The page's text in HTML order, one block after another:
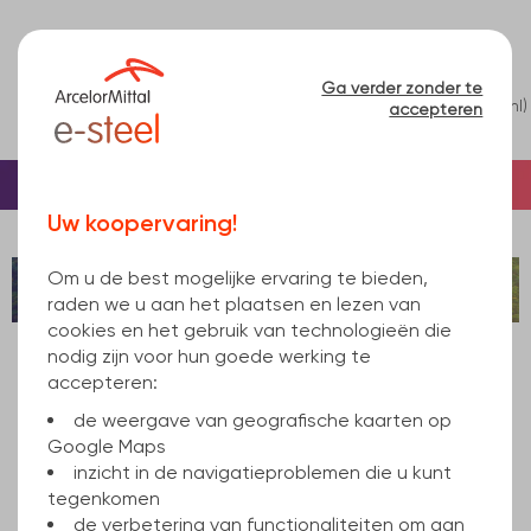
0 (nl)
Nieuwe innovatie: XCarb®
recycled and renewably
produced balkstaal
Ga verder zonder te
accepteren
Uw koopervaring!
Om u de best mogelijke ervaring te bieden,
raden we u aan het plaatsen en lezen van
cookies en het gebruik van technologieën die
nodig zijn voor hun goede werking te
accepteren:
de weergave van geografische kaarten op
Google Maps
inzicht in de navigatieproblemen die u kunt
tegenkomen
de verbetering van functionaliteiten om aan